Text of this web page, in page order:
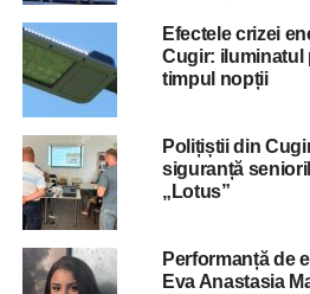
Efectele crizei
Cugir: iluminatul
timpul nopții
Polițiștii din
siguranță
„Lotus”
Performanță de
Eva Anastasia